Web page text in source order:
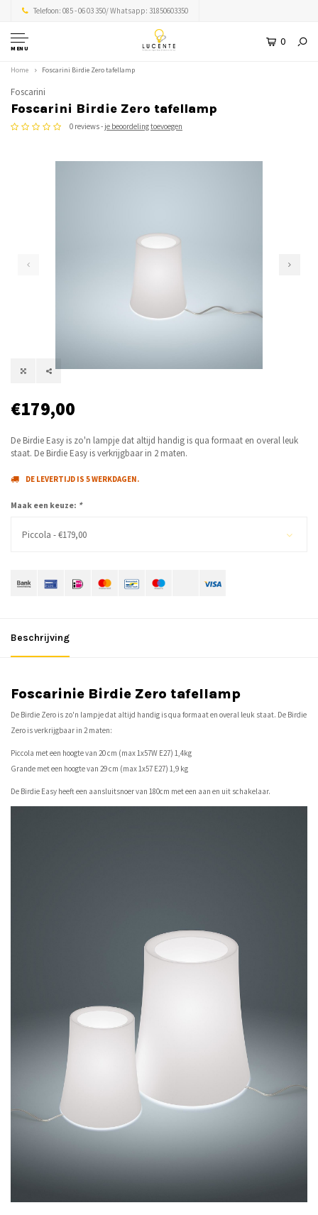
Telefoon: 085 - 06 03 350/ Whatsapp: 31850603350
MENU
0
Home Foscarini Birdie Zero tafellamp
Foscarini
Foscarini Birdie Zero tafellamp
0 reviews - je beoordeling toevoegen
€179,00
De Birdie Easy is zo'n lampje dat altijd handig is qua formaat en overal leuk
staat. De Birdie Easy is verkrijgbaar in 2 maten.
DE LEVERTIJD IS 5 WERKDAGEN.
Maak een keuze: *
Piccola - €179,00
Beschrijving
Foscarinie Birdie Zero tafellamp
De Birdie Zero is zo'n lampje dat altijd handig is qua formaat en overal leuk staat. De Birdie
Zero is verkrijgbaar in 2 maten:
Piccola met een hoogte van 20 cm (max 1x57W E27) 1,4kg
Grande met een hoogte van 29 cm (max 1x57 E27) 1,9 kg
De Birdie Easy heeft een aansluitsnoer van 180cm met een aan en uit schakelaar.